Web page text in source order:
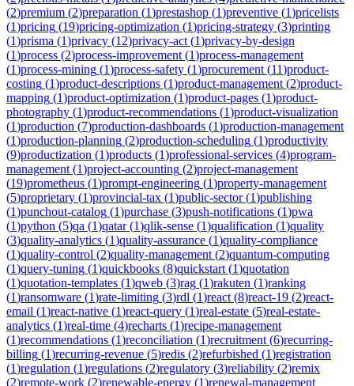
(2)premium (2)preparation (1)prestashop (1)preventive (1)pricelists
(1)pricing (19)pricing-optimization (1)pricing-strategy (3)printing
(1)prisma (1)privacy (12)privacy-act (1)privacy-by-design
(1)process (2)process-improvement (1)process-management
(1)process-mining (1)process-safety (1)procurement (11)product-
costing (1)product-descriptions (1)product-management (2)product-
mapping (1)product-optimization (1)product-pages (1)product-
photography (1)product-recommendations (1)product-visualization
(1)production (7)production-dashboards (1)production-management
(1)production-planning (2)production-scheduling (1)productivity
(9)productization (1)products (1)professional-services (4)program-
management (1)project-accounting (2)project-management
(19)prometheus (1)prompt-engineering (1)property-management
(5)proprietary (1)provincial-tax (1)public-sector(1)publishing
(1)punchout-catalog (1)purchase (3)push-notifications (1)pwa
(1)python (5)qa (1)qatar(1)qlik-sense (1)qualification (1)quality
(3)quality-analytics (1)quality-assurance (1)quality-compliance
(1)quality-control (2)quality-management (2)quantum-computing
(1)query-tuning (1)quickbooks (8)quickstart (1)quotation
(1)quotation-templates (1)qweb (3)rag (1)rakuten (1)ranking
(1)ransomware (1)rate-limiting (3)rdl (1)react (8)react-19 (2)react-
email (1)react-native (1)react-query (1)real-estate (5)real-estate-
analytics (1)real-time (4)recharts (1)recipe-management
(1)recommendations (1)reconciliation (1)recruitment (6)recurring-
billing (1)recurring-revenue (5)redis (2)refurbished (1)registration
(1)regulation (1)regulations (2)regulatory (3)reliability (2)remix
(2)remote-work (2)renewable-energy (1)renewal-management